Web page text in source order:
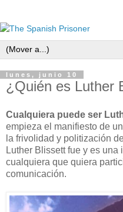
lunes, junio 10
¿Quién es Luther
Cualquiera puede ser
empieza el manifiesto de
la frivolidad y politización
Luther Blissett fue y es
cualquiera que quiera
comunicación.